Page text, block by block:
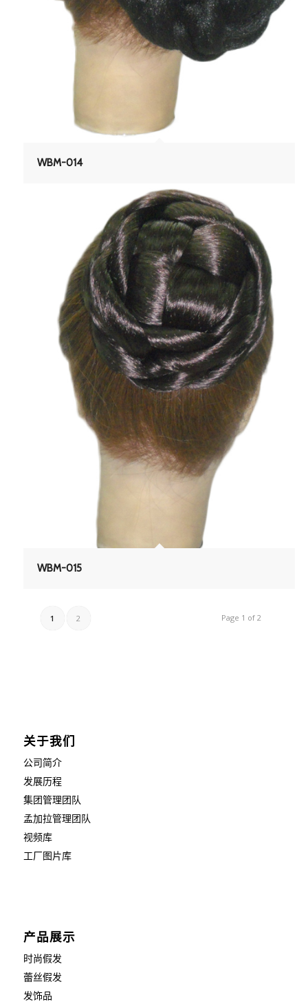
WBM-014
WBM-015
Page 1 of 2
1 2
关于我们
公司简介
发展历程
集团管理团队
孟加拉管理团队
视频库
工厂图片库
产品展示
时尚假发
蕾丝假发
发饰品